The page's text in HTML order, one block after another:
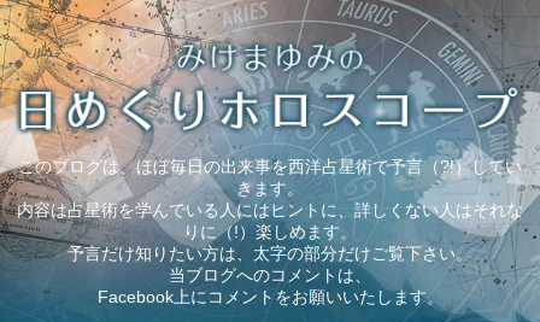
このブログは、ほぼ毎日の出来事を西洋占星術で予言（?!）してい
きます。
内容は占星術を学んでいる人にはヒントに、詳しくない人はそれな
りに（!）楽しめます。
予言だけ知りたい方は、太字の部分だけご覧下さい。
当ブログへのコメントは、
Facebook上にコメントをお願いいたします。